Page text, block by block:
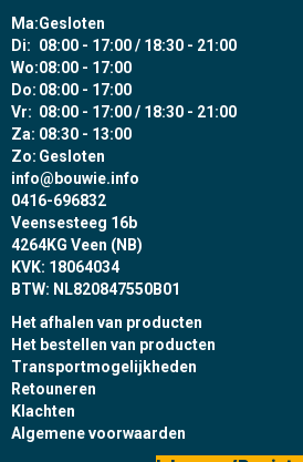
Ma:Gesloten
Di: 08:00 - 17:00 / 18:30 - 21:00
Wo:08:00 - 17:00
Do: 08:00 - 17:00
Vr: 08:00 - 17:00 / 18:30 - 21:00
Za: 08:30 - 13:00
Zo: Gesloten
info@bouwie.info
0416-696832
Veensesteeg 16b
4264KG Veen (NB)
KVK: 18064034
BTW: NL820847550B01
Het afhalen van producten
Het bestellen van producten
Transportmogelijkheden
Retouneren
Klachten
Algemene voorwaarden